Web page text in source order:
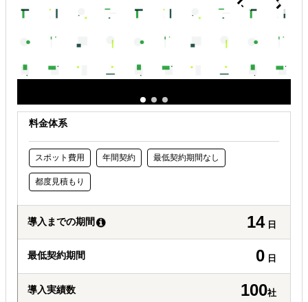
自社商材の現地でのニーズを知りたい
オンラインで販路開拓したい
料金体系
スポット費用 年間契約 最低契約期間なし
都度見積もり
導入までの期間 14日
最低契約期間 0 日
導入実績数 100社